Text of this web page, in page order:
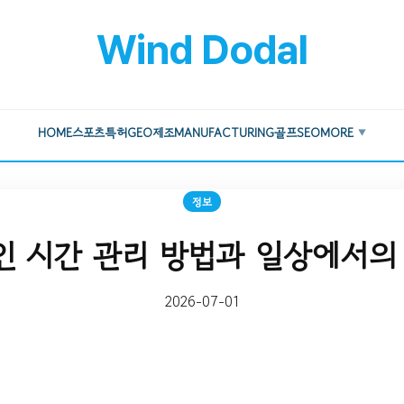
Wind Dodal
HOME스포츠특허GEO제조MANUFACTURING골프SEOMORE ▼
정보
시간 관리 방법과 일상에서
2026-07-01